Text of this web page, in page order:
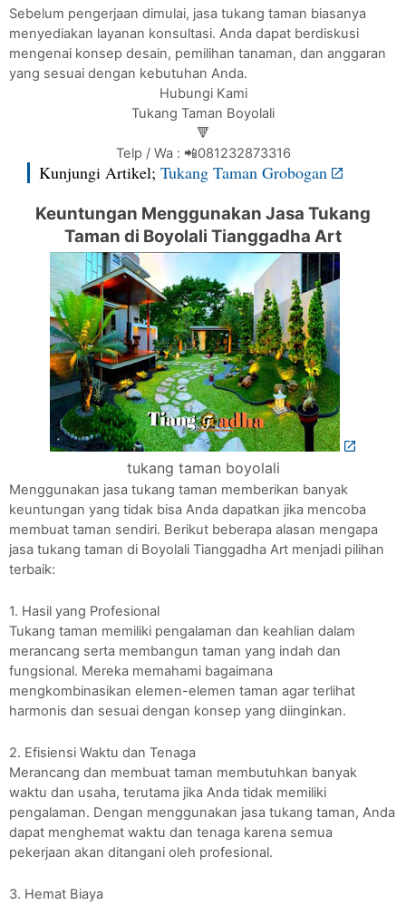
Sebelum pengerjaan dimulai, jasa tukang taman biasanya
menyediakan layanan konsultasi. Anda dapat berdiskusi
mengenai konsep desain, pemilihan tanaman, dan anggaran
yang sesuai dengan kebutuhan Anda.
Hubungi Kami
Tukang Taman Boyolali
🔻
Telp / Wa : 📲081232873316
Kunjungi Artikel; Tukang Taman Grobogan
Keuntungan Menggunakan Jasa Tukang
Taman di Boyolali Tianggadha Art
tukang taman boyolali
Menggunakan jasa tukang taman memberikan banyak
keuntungan yang tidak bisa Anda dapatkan jika mencoba
membuat taman sendiri. Berikut beberapa alasan mengapa
jasa tukang taman di Boyolali Tianggadha Art menjadi pilihan
terbaik:
1. Hasil yang Profesional
Tukang taman memiliki pengalaman dan keahlian dalam
merancang serta membangun taman yang indah dan
fungsional. Mereka memahami bagaimana
mengkombinasikan elemen-elemen taman agar terlihat
harmonis dan sesuai dengan konsep yang diinginkan.
2. Efisiensi Waktu dan Tenaga
Merancang dan membuat taman membutuhkan banyak
waktu dan usaha, terutama jika Anda tidak memiliki
pengalaman. Dengan menggunakan jasa tukang taman, Anda
dapat menghemat waktu dan tenaga karena semua
pekerjaan akan ditangani oleh profesional.
3. Hemat Biaya